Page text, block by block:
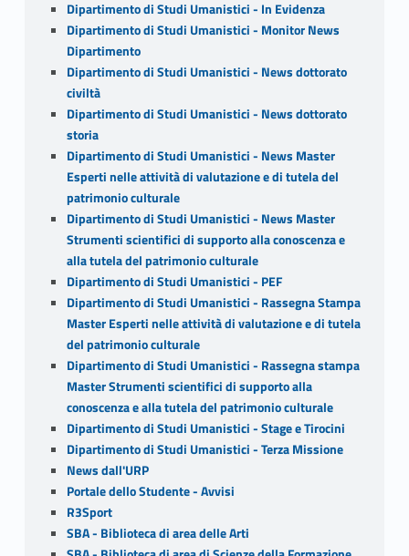
Dipartimento di Studi Umanistici - In Evidenza
Dipartimento di Studi Umanistici - Monitor News
Dipartimento
Dipartimento di Studi Umanistici - News dottorato
civiltà
Dipartimento di Studi Umanistici - News dottorato
storia
Dipartimento di Studi Umanistici - News Master
Esperti nelle attività di valutazione e di tutela del
patrimonio culturale
Dipartimento di Studi Umanistici - News Master
Strumenti scientifici di supporto alla conoscenza e
alla tutela del patrimonio culturale
Dipartimento di Studi Umanistici - PEF
Dipartimento di Studi Umanistici - Rassegna Stampa
Master Esperti nelle attività di valutazione e di tutela
del patrimonio culturale
Dipartimento di Studi Umanistici - Rassegna stampa
Master Strumenti scientifici di supporto alla
conoscenza e alla tutela del patrimonio culturale
Dipartimento di Studi Umanistici - Stage e Tirocini
Dipartimento di Studi Umanistici - Terza Missione
News dall'URP
Portale dello Studente - Avvisi
R3Sport
SBA - Biblioteca di area delle Arti